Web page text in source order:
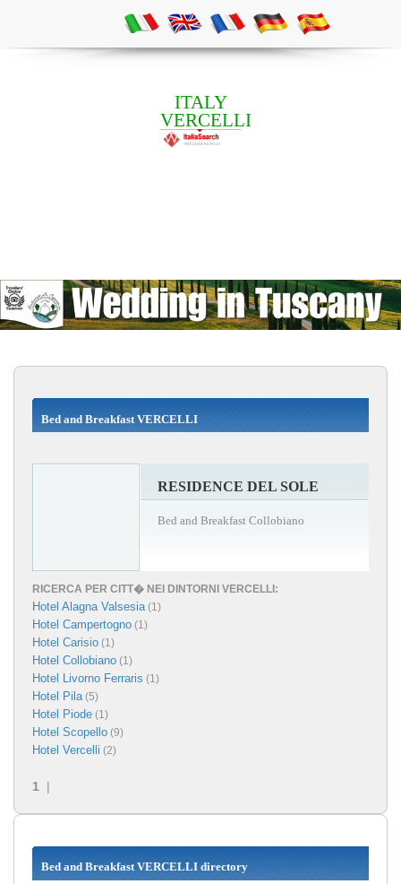
ITALY
VERCELLI
Bed and Breakfast VERCELLI
RESIDENCE DEL SOLE
Bed and Breakfast Collobiano
RICERCA PER CITT� NEI DINTORNI VERCELLI:
Hotel Alagna Valsesia(1)
Hotel Campertogno (1)
Hotel Carisio (1)
Hotel Collobiano (1)
Hotel Livorno Ferraris (1)
Hotel Pila(5)
Hotel Piode (1)
Hotel Scopello (9)
Hotel Vercelli (2)
1 |
Bed and Breakfast VERCELLI directory